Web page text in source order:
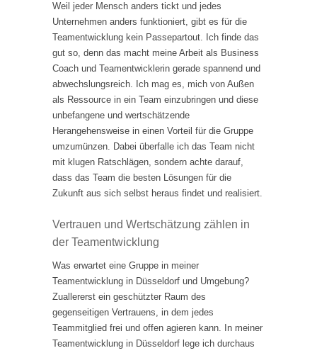
Weil jeder Mensch anders tickt und jedes
Unternehmen anders funktioniert, gibt es für die
Teamentwicklung kein Passepartout. Ich finde das
gut so, denn das macht meine Arbeit als Business
Coach und Teamentwicklerin gerade spannend und
abwechslungsreich. Ich mag es, mich von Außen
als Ressource in ein Team einzubringen und diese
unbefangene und wertschätzende
Herangehensweise in einen Vorteil für die Gruppe
umzumünzen. Dabei überfalle ich das Team nicht
mit klugen Ratschlägen, sondern achte darauf,
dass das Team die besten Lösungen für die
Zukunft aus sich selbst heraus findet und realisiert.
Vertrauen und Wertschätzung zählen in
der Teamentwicklung
Was erwartet eine Gruppe in meiner
Teamentwicklung in Düsseldorf und Umgebung?
Zuallererst ein geschützter Raum des
gegenseitigen Vertrauens, in dem jedes
Teammitglied frei und offen agieren kann. In meiner
Teamentwicklung in Düsseldorf lege ich durchaus